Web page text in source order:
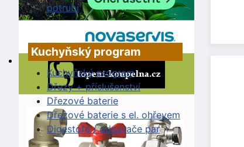
potrubí
Kuchyňský program
Kuchyňský program
Dřezy + příslušenství
Dřezové baterie
Dřezové baterie s el. ohřevem
Digestoře / odsavače par